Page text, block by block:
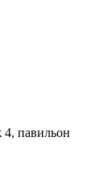
павильон